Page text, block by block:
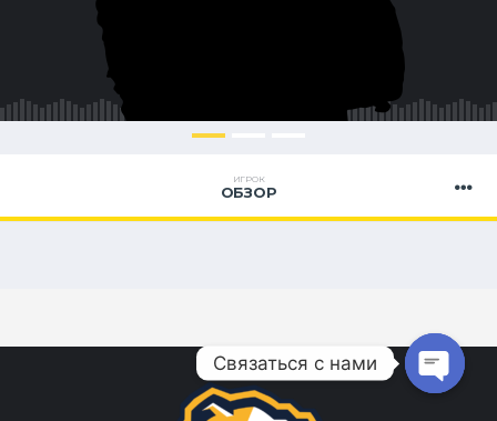
ИГРОК
ОБЗОР
Связаться с нами